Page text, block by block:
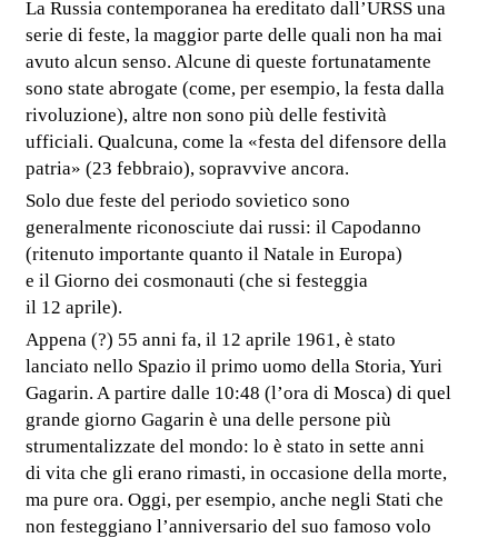
La Russia contemporanea ha ereditato dall’URSS una
serie di feste, la maggior parte delle quali non ha mai
avuto alcun senso. Alcune di queste fortunatamente
sono state abrogate (come, per esempio, la festa dalla
rivoluzione), altre non sono più delle festività
ufficiali. Qualcuna, come la «festa del difensore della
patria» (23 febbraio), sopravvive ancora.
Solo due feste del periodo sovietico sono
generalmente riconosciute dai russi: il Capodanno
(ritenuto importante quanto il Natale in Europa)
e il Giorno dei cosmonauti (che si festeggia
il 12 aprile).
Appena (?) 55 anni fa, il 12 aprile 1961, è stato
lanciato nello Spazio il primo uomo della Storia, Yuri
Gagarin. A partire dalle 10:48 (l’ora di Mosca) di quel
grande giorno Gagarin è una delle persone più
strumentalizzate del mondo: lo è stato in sette anni
di vita che gli erano rimasti, in occasione della morte,
ma pure ora. Oggi, per esempio, anche negli Stati che
non festeggiano l’anniversario del suo famoso volo